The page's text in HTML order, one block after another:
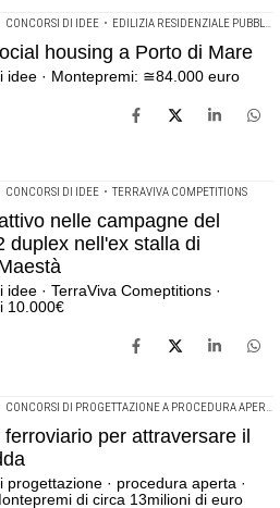
CONCORSI DI IDEE • EDILIZIA RESIDENZIALE PUBBLICA
housing a Porto di Mare
idee · Montepremi: ≅84.000 euro
CONCORSI DI IDEE • TERRAVIVA COMPETITIONS
nelle campagne del
duplex nell'ex stalla di
idee · TerraViva Comeptitions ·
10.000€
CONCORSI DI PROGETTAZIONE A PROCEDURA APERTA
per attraversare il
progettazione · procedura aperta ·
di circa 13milioni di euro